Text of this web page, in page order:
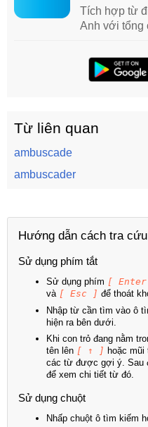
Tích hợp từ
Anh với tổng
Từ liên quan
ambuscade
ambuscader
Hướng dẫn cách tra cứu
Sử dụng phím tắt
Sử dụng phím [
và [ Esc ] để thoát
Nhập từ cần tìm vào ô
hiện ra bên dưới.
Khi con trỏ đang nằm
tên lên [ ↑ ] hoặc mũi
các từ được gợi ý. Sau
để xem chi tiết từ đó.
Sử dụng chuột
Nhấp chuột ô tìm kiếm